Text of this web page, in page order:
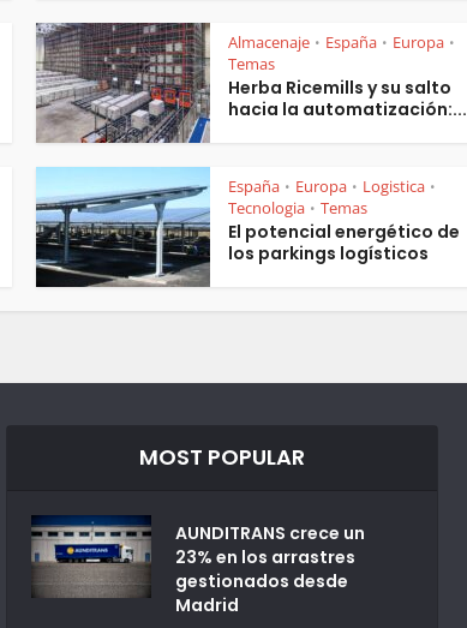
Almacenaje • España • Europa •
Temas
Herba Ricemills y su salto
hacia la automatización:...
España • Europa • Logistica •
Tecnologia • Temas
El potencial energético de
los parkings logísticos
MOST POPULAR
AUNDITRANS crece un
23% en los arrastres
gestionados desde
Madrid